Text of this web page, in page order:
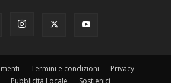
Termini e condizioni
Privacy
Pubblicità Locale Sostienici